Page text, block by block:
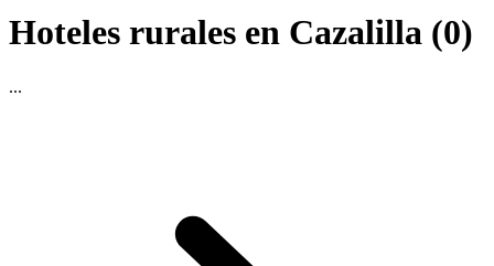
Hoteles rurales en Cazalilla (0)
...